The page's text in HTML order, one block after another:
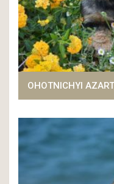
OHOTNICHYI